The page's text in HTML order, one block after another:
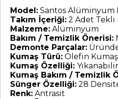
Model: Santos Alüminyum
Takım İçeriği: 2 Adet Tekli
Malzeme: Alüminyum
Bakım / Temizlik Önerisi:
Demonte Parçalar:
Kumaş Türü: Olefin Kumaş
Kumaş Özelliği:
Kumaş Bakım / Temizlik
Sünger Özelliği: 28
Renk: Antrasit